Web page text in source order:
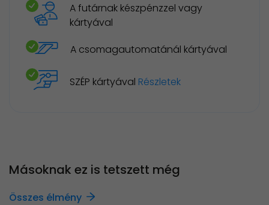
A futárnak készpénzzel vagy
kártyával
A csomagautomatánál kártyával
SZÉP kártyával Részletek
Másoknak ez is tetszett még
Összes élmény